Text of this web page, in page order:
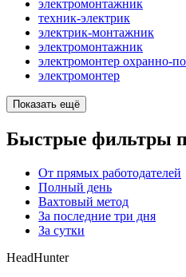
электромонтажник
техник-электрик
электрик-монтажник
электромонтажник
электромонтер охранно-
электромонтер
Показать ещё
Быстрые фильтры
От прямых работодателей
Полный день
Вахтовый метод
За последние три дня
За сутки
HeadHunter